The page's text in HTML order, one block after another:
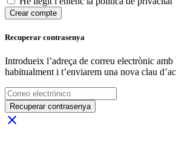
Crear compte
Recuperar contrasenya
Introdueix l’adreça de correu electrònic amb
habitualment i t’enviarem una nova clau
Recuperar contrasenya
close